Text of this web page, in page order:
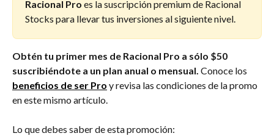
Racional Pro es la suscripción premium de Racional
Stocks para llevar tus inversiones al siguiente nivel.
Obtén tu primer mes de Racional Pro a sólo $50
suscribiéndote a un plan anual o mensual. Conoce los
beneficios de ser Pro y revisa las condiciones de la promo
en este mismo artículo.
Lo que debes saber de esta promoción: